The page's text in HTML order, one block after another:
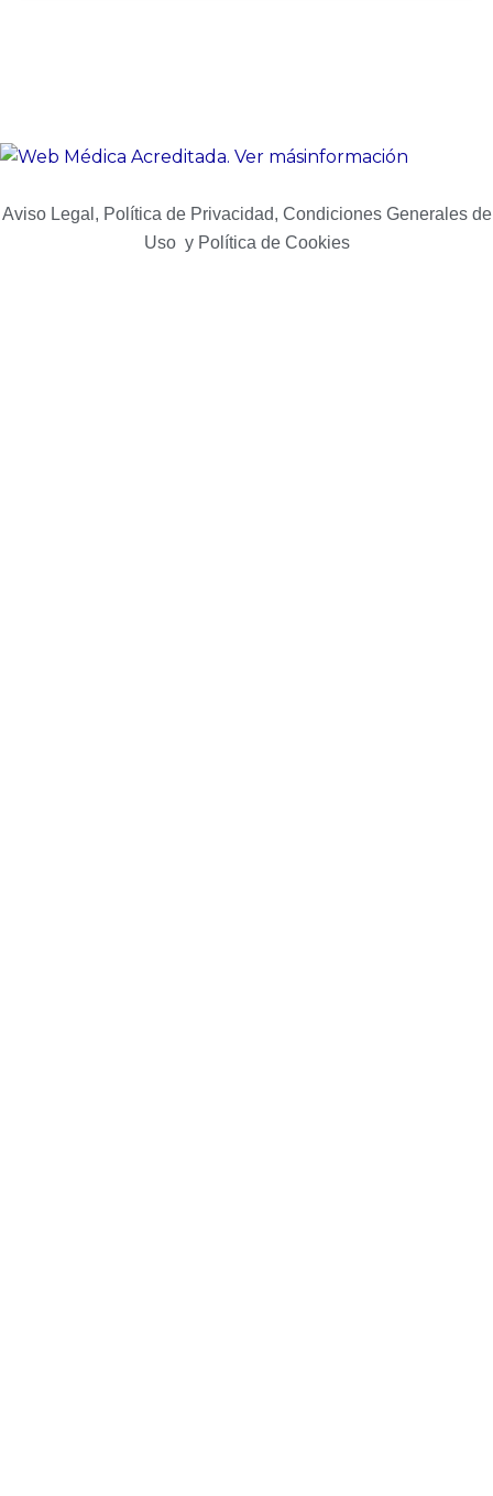
Aviso Legal, Política de Privacidad, Condiciones Generales de
Uso y Política de Cookies